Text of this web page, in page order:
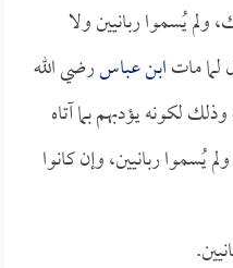
يُسموا ربانيين ولا
لما ماتابن عباسرضي الله
لكونه يؤدبهم بما آتاه
يُسموا ربانيين، وإن كانوا